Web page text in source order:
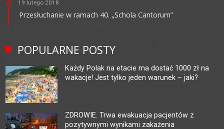
19 lutego 2018
Przesłuchanie w ramach 40. „Schola Cantorum”
POPULARNE POSTY
Każdy Polak na etacie ma dostać 1000 zł na
wakacje! Jest tylko jeden warunek – jaki?
ZDROWIE. Trwa ewakuacja pacjentów z
pozytywnymi wynikami zakażenia